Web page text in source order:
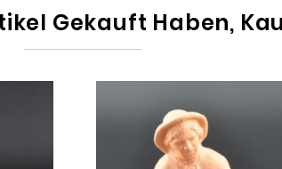
Gekauft Haben,